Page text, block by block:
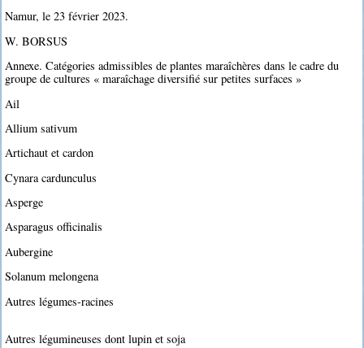
Namur, le 23 février 2023.
W. BORSUS
Annexe. Catégories admissibles de plantes maraîchères dans le cadre du
groupe de cultures « maraîchage diversifié sur petites surfaces »
Ail
Allium sativum
Artichaut et cardon
Cynara cardunculus
Asperge
Asparagus officinalis
Aubergine
Solanum melongena
Autres légumes-racines
Autres légumineuses dont lupin et soja